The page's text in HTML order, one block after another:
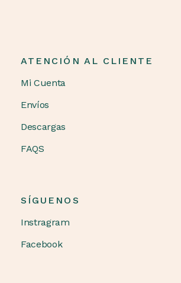
ATENCIÓN AL CLIENTE
Mi Cuenta
Envíos
Descargas
FAQS
SÍGUENOS
Instragram
Facebook